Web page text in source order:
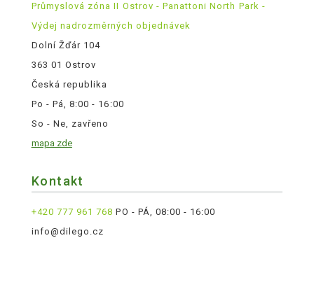
Průmyslová zóna II Ostrov - Panattoni North Park -
Výdej nadrozměrných objednávek
Dolní Žďár 104
363 01 Ostrov
Česká republika
Po - Pá, 8:00 - 16:00
So - Ne, zavřeno
mapa zde
Kontakt
+420 777 961 768 PO - PÁ, 08:00 - 16:00
info@dilego.cz